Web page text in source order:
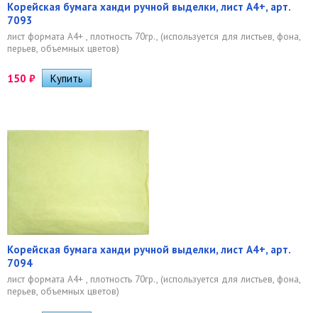
Корейская бумага ханди ручной выделки, лист А4+, арт.
7093
лист формата А4+ , плотность 70гр., (используется для листьев, фона,
перьев, объемных цветов)
150 ₽
Корейская бумага ханди ручной выделки, лист А4+, арт.
7094
лист формата А4+ , плотность 70гр., (используется для листьев, фона,
перьев, объемных цветов)